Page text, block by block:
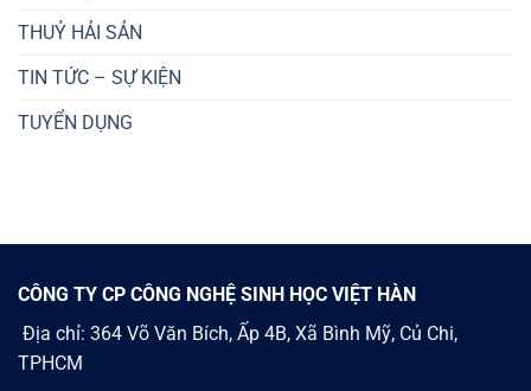
THUỶ HẢI SẢN
TIN TỨC – SỰ KIỆN
TUYỂN DỤNG
CÔNG TY CP CÔNG NGHỆ SINH HỌC VIỆT HÀN
Địa chỉ: 364 Võ Văn Bích, Ấp 4B, Xã Bình Mỹ, Củ Chi,
TPHCM